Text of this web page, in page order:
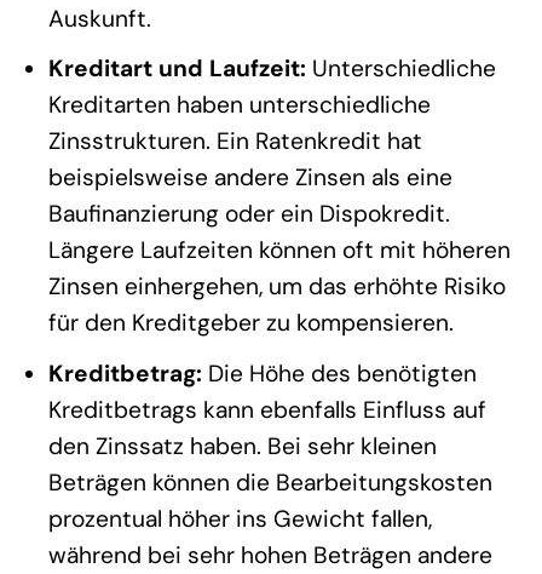
Auskunft.
Kreditart und Laufzeit: Unterschiedliche
Kreditarten haben unterschiedliche
Zinsstrukturen. Ein Ratenkredit hat
beispielsweise andere Zinsen als eine
Baufinanzierung oder ein Dispokredit.
Längere Laufzeiten können oft mit höheren
Zinsen einhergehen, um das erhöhte Risiko
für den Kreditgeber zu kompensieren.
Kreditbetrag: Die Höhe des benötigten
Kreditbetrags kann ebenfalls Einfluss auf
den Zinssatz haben. Bei sehr kleinen
Beträgen können die Bearbeitungskosten
prozentual höher ins Gewicht fallen,
während bei sehr hohen Beträgen andere